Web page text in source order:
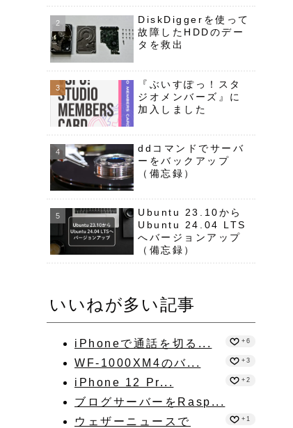
DiskDiggerを使って
故障したHDDのデー
タを救出
『ぶいすぽっ！スタ
ジオメンバーズ』に
加入しました
ddコマンドでサーバ
ーをバックアップ
（備忘録）
Ubuntu 23.10から
Ubuntu 24.04 LTS
へバージョンアップ
（備忘録）
いいねが多い記事
iPhoneで通話を切る... +6
WF-1000XM4のバ... +3
iPhone 12 Pr... +2
ブログサーバーをRasp...
+1
ウェザーニュースで